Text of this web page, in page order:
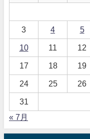
3 4 5
10 11 12
17 18 19
24 25 26
31
« 7月